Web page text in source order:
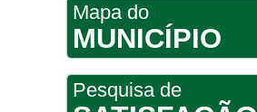
Mapa do
MUNICÍPIO
Pesquisa de